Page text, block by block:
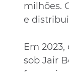
milhões.
e
Em
sob Jair